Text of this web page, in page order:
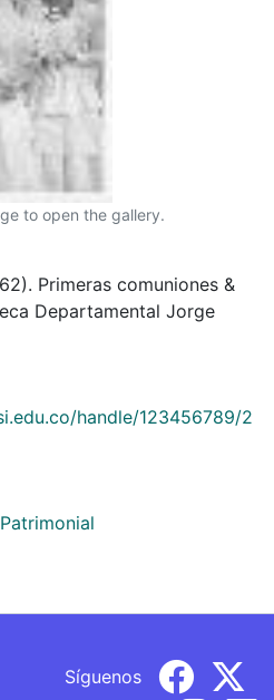
to open the gallery.
Primeras comuniones &
Departamental Jorge
handle/123456789/2
Síguenos